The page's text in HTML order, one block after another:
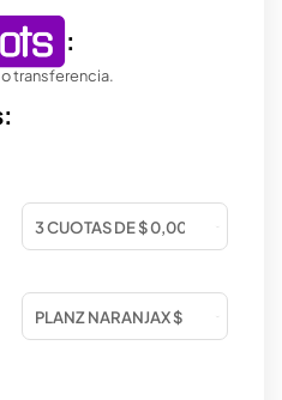
:
transferencia.